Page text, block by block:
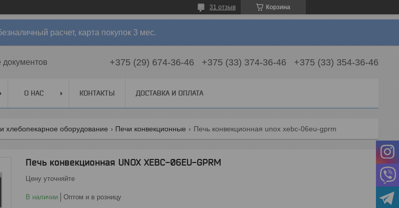
Корзина
31 отзыв
расчет, карта покупок 3 мес.
документов +375 (29) 674-36-46 +375 (33) 374-36-46 +375 (33) 354-36-46
О НАС КОНТАКТЫ ДОСТАВКА И ОПЛАТА
хлебопекарное оборудование Печи конвекционные Печь конвекционная unox xebc-06eu-gprm
Печь конвекционная UNOX XEBC-06EU-GPRM
Цену уточняйте
В наличии Оптом и в розницу